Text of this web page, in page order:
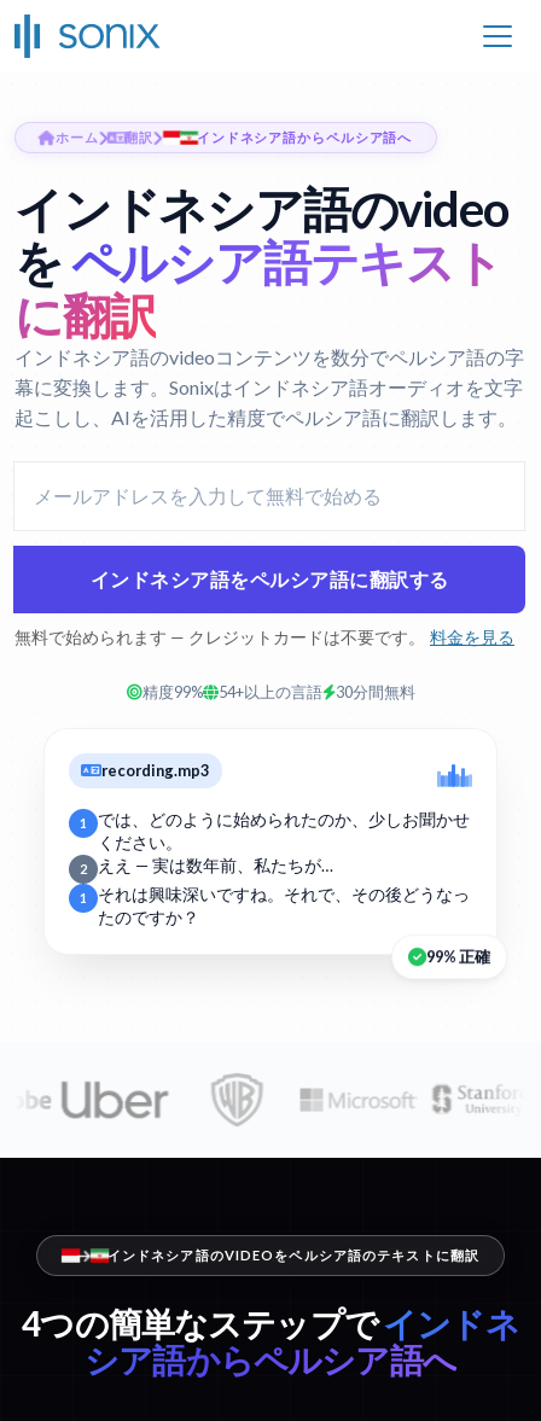
ホーム 翻訳 インドネシア語からペルシア語へ
インドネシア語のvideo
をペルシア語テキスト
に翻訳
インドネシア語のvideoコンテンツを数分でペルシア語の字
幕に変換します。Sonixはインドネシア語オーディオを文字
起こしし、AIを活用した精度でペルシア語に翻訳します。
インドネシア語をペルシア語に翻訳する
無料で始められます — クレジットカードは不要です。 料金を見る
精度99% 54+以上の言語 30分間無料
recording.mp3
1
では、どのように始められたのか、少しお聞かせ
ください。
2 ええ — 実は数年前、私たちが…
1
それは興味深いですね。それで、その後どうなっ
たのですか？
99% 正確
インドネシア語のVIDEOをペルシア語のテキストに翻訳
4つの簡単なステップでインドネ
シア語からペルシア語へ